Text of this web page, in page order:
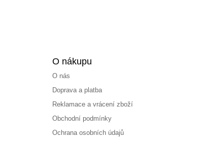
O nákupu
O nás
Doprava a platba
Reklamace a vrácení zboží
Obchodní podmínky
Ochrana osobních údajů